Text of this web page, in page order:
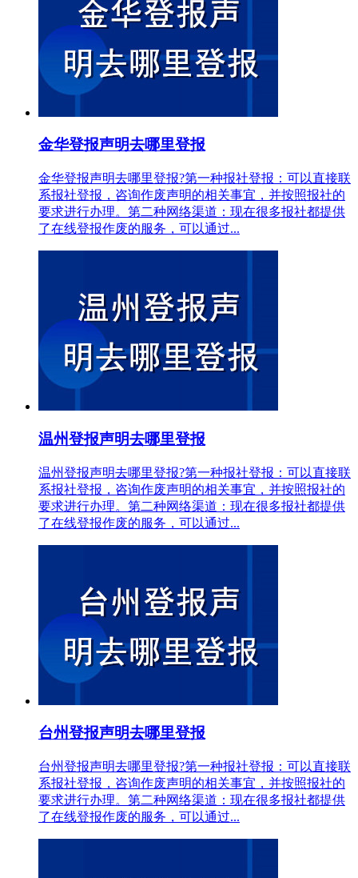
金华登报声明去哪里登报
金华登报声明去哪里登报?第一种报社登报：可以直接联
系报社登报，咨询作废声明的相关事宜，并按照报社的
要求进行办理。第二种网络渠道：现在很多报社都提供
了在线登报作废的服务，可以通过...
温州登报声明去哪里登报
温州登报声明去哪里登报?第一种报社登报：可以直接联
系报社登报，咨询作废声明的相关事宜，并按照报社的
要求进行办理。第二种网络渠道：现在很多报社都提供
了在线登报作废的服务，可以通过...
台州登报声明去哪里登报
台州登报声明去哪里登报?第一种报社登报：可以直接联
系报社登报，咨询作废声明的相关事宜，并按照报社的
要求进行办理。第二种网络渠道：现在很多报社都提供
了在线登报作废的服务，可以通过...